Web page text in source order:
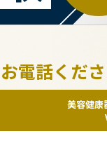
電話くださ
美容健康